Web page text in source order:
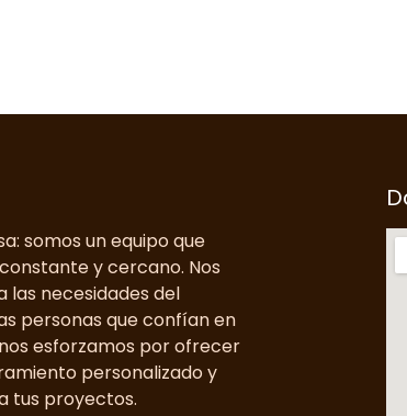
somos un equipo que
y cercano. Nos
las necesidades del
personas que confían en
esforzamos por ofrecer
personalizado y
tus proyectos.